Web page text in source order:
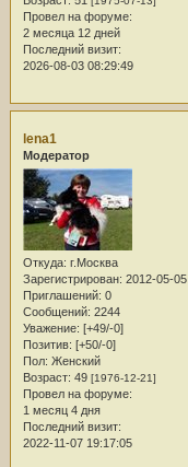
Провел на форуме:
2 месяца 12 дней
Последний визит:
2026-08-03 08:29:49
lena1
Модератор
Откуда: г.Москва
Зарегистрирован: 2012-05-05
Приглашений: 0
Сообщений: 2244
Уважение: [+49/-0]
Позитив: [+50/-0]
Пол: Женский
Возраст: 49 [1976-12-21]
Провел на форуме:
1 месяц 4 дня
Последний визит:
2022-11-07 19:17:05